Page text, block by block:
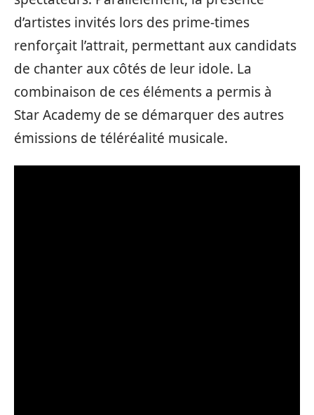
d’artistes invités lors des prime-times
renforçait l’attrait, permettant aux candidats
de chanter aux côtés de leur idole. La
combinaison de ces éléments a permis à
Star Academy de se démarquer des autres
émissions de téléréalité musicale.